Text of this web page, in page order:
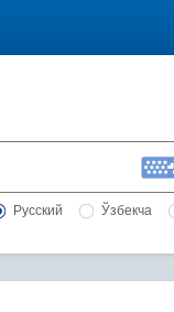
Русский Ўзбекча